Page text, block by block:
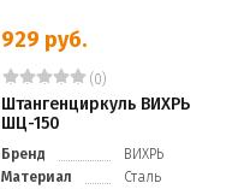
929 руб.
(0)
Штангенциркуль ВИХРЬ
ШЦ-150
Бренд
ВИХРЬ
Материал
Сталь